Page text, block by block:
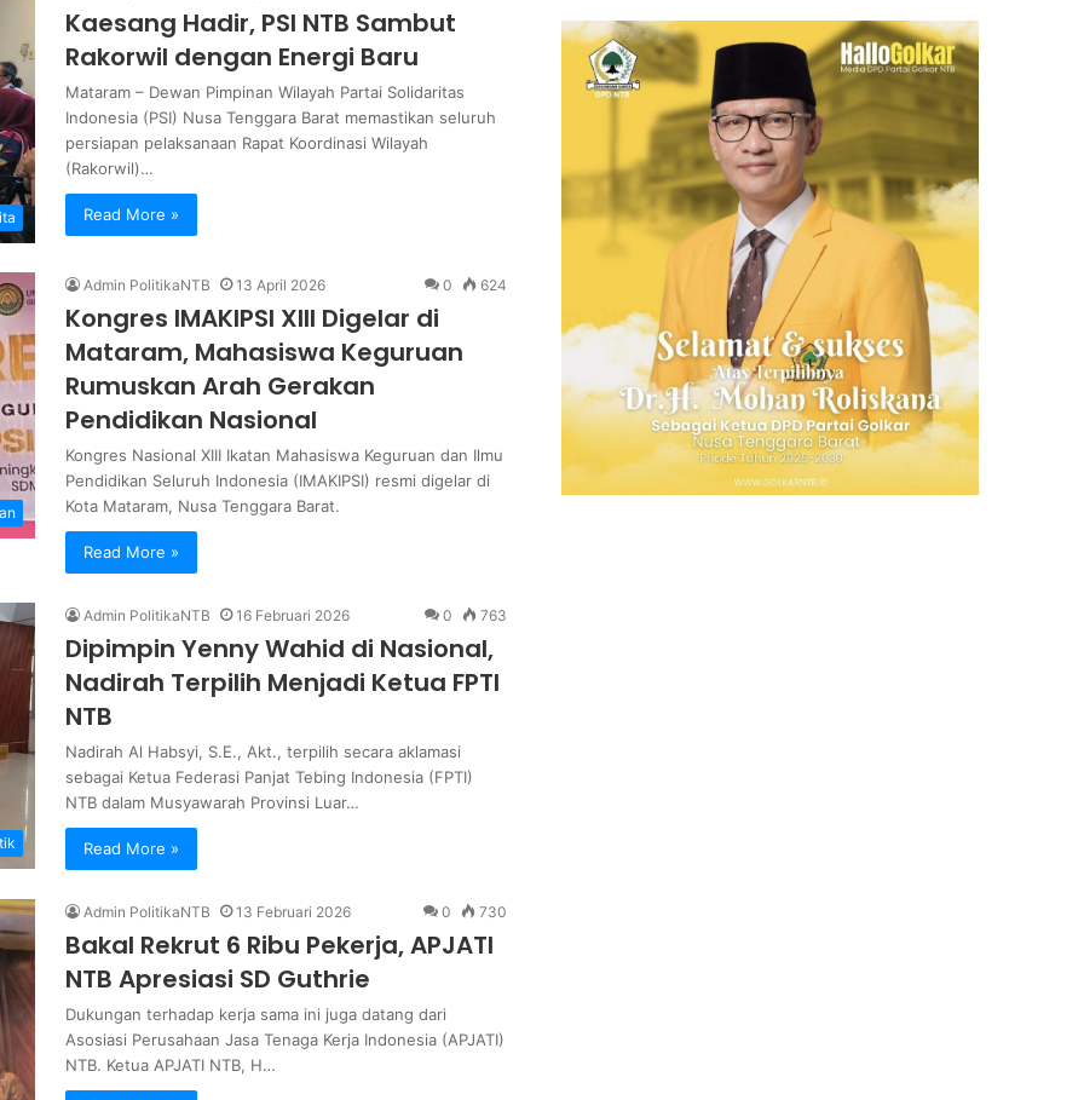
Kaesang Hadir, PSI NTB Sambut
Rakorwil dengan Energi Baru
Mataram – Dewan Pimpinan Wilayah Partai Solidaritas
Indonesia (PSI) Nusa Tenggara Barat memastikan seluruh
persiapan pelaksanaan Rapat Koordinasi Wilayah
(Rakorwil)…
Read More »
Admin PolitikaNTB 13 April 2026 0 624
Kongres IMAKIPSI XIII Digelar di
Mataram, Mahasiswa Keguruan
Rumuskan Arah Gerakan
Pendidikan Nasional
Kongres Nasional XIII Ikatan Mahasiswa Keguruan dan Ilmu
Pendidikan Seluruh Indonesia (IMAKIPSI) resmi digelar di
Kota Mataram, Nusa Tenggara Barat.
Read More »
Admin PolitikaNTB 16 Februari 2026 0 763
Dipimpin Yenny Wahid di Nasional,
Nadirah Terpilih Menjadi Ketua FPTI
NTB
Nadirah Al Habsyi, S.E., Akt., terpilih secara aklamasi
sebagai Ketua Federasi Panjat Tebing Indonesia (FPTI)
NTB dalam Musyawarah Provinsi Luar…
Read More »
Admin PolitikaNTB 13 Februari 2026 0 730
Bakal Rekrut 6 Ribu Pekerja, APJATI
NTB Apresiasi SD Guthrie
Dukungan terhadap kerja sama ini juga datang dari
Asosiasi Perusahaan Jasa Tenaga Kerja Indonesia (APJATI)
NTB. Ketua APJATI NTB, H…